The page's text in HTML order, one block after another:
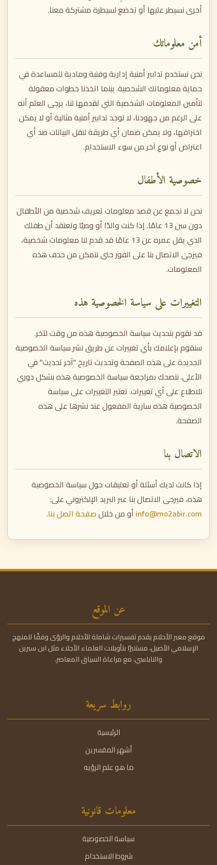
أخرى نسيطر عليها أو تخضع لسيطرة مشتركة معنا.
أمن معلوماتك
نحن نستخدم تدابير أمنية إدارية وفنية ومادية للمساعدة في
حماية معلوماتك الشخصية. بينما اتخذنا خطوات معقولة
لتأمين المعلومات الشخصية التي تقدمها لنا، يرجى العلم أنه
على الرغم من جهودنا، لا توجد تدابير أمنية مثالية أو لا يمكن
اختراقها، ولا يمكن ضمان أي طريقة لنقل البيانات ضد أي
اعتراض أو نوع آخر من سوء الاستخدام.
خصوصية الأطفال
نحن لا نجمع عن قصد معلومات تعريف شخصية من الأطفال
دون سن 13 عامًا. إذا كنت والدًا أو وصيًا وتعتقد أن طفلك
الذي يقل عمره عن 13 عامًا قد قدم لنا معلومات شخصية،
فيرجى الاتصال بنا على الفور حتى نتمكن من حذف هذه
المعلومات.
التغييرات على سياسة الخصوصية هذه
قد نقوم بتحديث سياسة الخصوصية هذه من وقت لآخر.
سنقوم بإعلامك بأي تغييرات عن طريق نشر سياسة الخصوصية
الجديدة على هذه الصفحة وتحديث تاريخ "آخر تحديث" في
الأعلى. ننصحك بمراجعة سياسة الخصوصية هذه بشكل دوري
للاطلاع على أي تغييرات. تعتبر التغييرات على سياسة
الخصوصية هذه سارية المفعول عند نشرها على هذه
الصفحة.
الاتصال بنا
إذا كانت لديك أسئلة أو تعليقات حول سياسة الخصوصية
هذه، فيرجى الاتصال بنا عبر البريد الإلكتروني على:
info@mo2abir.com أو من خلالصفحة اتصل بنا.
عن الموقع
موقع معبر الأحلام يقدم تفسيرات شاملة للأحلام والرؤى وفقًا للمنهج
الإسلامي الأصيل، مستنيرًا بتأويلات العلماء الأجلاء مثل ابن سيرين
والنابلسي، مع مراعاة السياق المعاصر.
روابط سريعة
الرئيسية
أشهر المفسرين
ما هو علم الرؤيه
معلومات قانونية
سياسة الخصوصية
شروط الاستخدام